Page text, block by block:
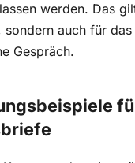
werden. Das
sondern auch für das
Gespräch.